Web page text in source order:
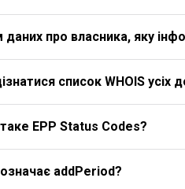
даних про власника, яку
список WHOIS усіх
EPP Status Codes?
addPeriod?